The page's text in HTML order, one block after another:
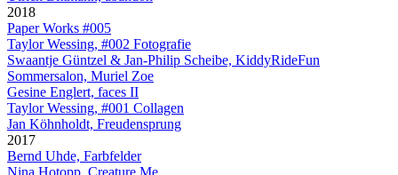
2018
Paper Works #005
Taylor Wessing, #002 Fotografie
Swaantje Güntzel & Jan-Philip Scheibe, KiddyRideFun
Sommersalon, Muriel Zoe
Gesine Englert, faces II
Taylor Wessing, #001 Collagen
Jan Köhnholdt, Freudensprung
2017
Bernd Uhde, Farbfelder
Nina Hotopp, Creature.Me